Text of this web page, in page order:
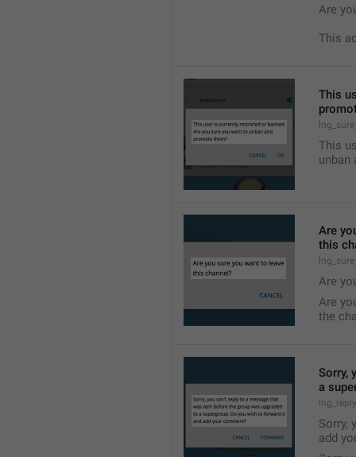
Are
This
This
This
unban
Are
this
Are
Are
the
Sorry,
a
Sorry,
add